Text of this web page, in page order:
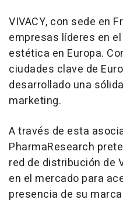
VIVACY, con sede en
empresas líderes en
estética en Europa.
ciudades clave de
desarrollado una
marketing.
A través de esta
PharmaResearch
red de distribución de
en el mercado para
presencia de su